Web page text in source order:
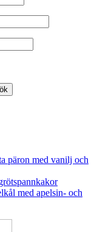
päron med vanilj och
med apelsin- och